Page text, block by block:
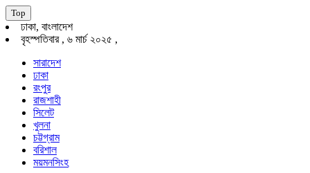
Top
ঢাকা, বাংলাদেশ
বৃহস্পতিবার , ৬ মার্চ ২০২৫ ,
সারাদেশ
ঢাকা
রংপুর
রাজশাহী
সিলেট
খুলনা
চট্টগ্রাম
বরিশাল
ময়মনসিংহ